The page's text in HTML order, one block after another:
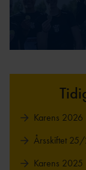
Karens 2026
Årsskiftet
Karens 2025